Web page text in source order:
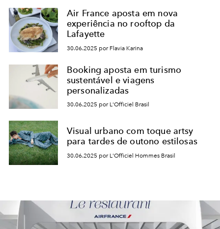
Air France aposta em nova
experiência no rooftop da
Lafayette
30.06.2025 por Flavia Karina
Booking aposta em turismo
sustentável e viagens
personalizadas
30.06.2025 por L'Officiel Brasil
Visual urbano com toque artsy
para tardes de outono estilosas
30.06.2025 por L'Officiel Hommes Brasil